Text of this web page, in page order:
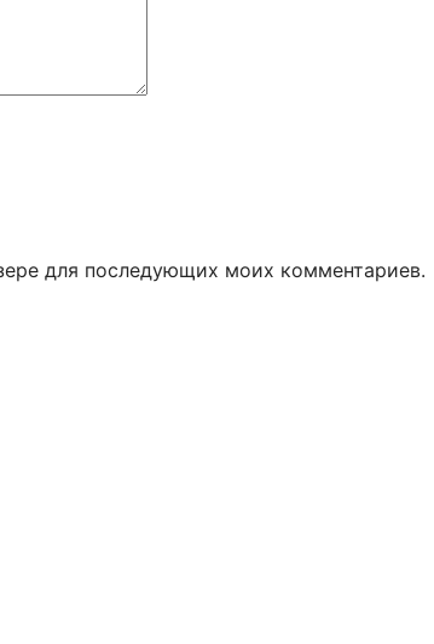
для последующих моих комментариев.